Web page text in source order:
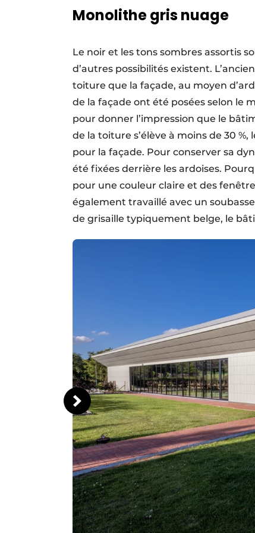
Monolithe gris nuage
Le noir et les tons sombres assortis
d’autres possibilités existent.
toiture que la façade, au moyen
de la façade ont été posées selon le
pour donner l’impression que le
de la toiture s’élève à moins de 30
pour la façade. Pour conserver sa
été fixées derrière les ardoises.
pour une couleur claire et des
également travaillé avec un
de grisaille typiquement belge, le